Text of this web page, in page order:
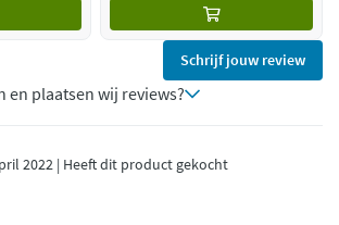
Schrijf jouw review
en plaatsen wij reviews?
2022 | Heeft dit product gekocht